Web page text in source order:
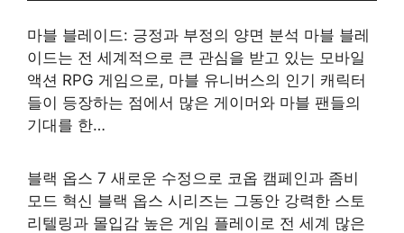
마블 블레이드: 긍정과 부정의 양면 분석 마블 블레
이드는 전 세계적으로 큰 관심을 받고 있는 모바일
액션 RPG 게임으로, 마블 유니버스의 인기 캐릭터
들이 등장하는 점에서 많은 게이머와 마블 팬들의
기대를 한…
블랙 옵스 7 새로운 수정으로 코옵 캠페인과 좀비
모드 혁신 블랙 옵스 시리즈는 그동안 강력한 스토
리텔링과 몰입감 높은 게임 플레이로 전 세계 많은